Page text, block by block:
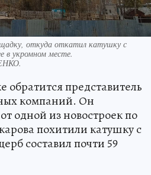
откуда откатил катушку с
в укромном месте.
представитель
компаний. Он
одной из новостроек по
похитили катушку с
составил почти 59